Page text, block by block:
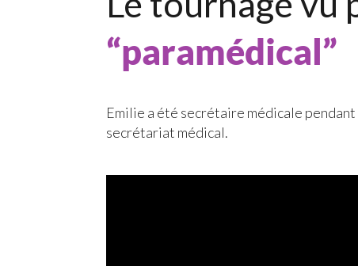
“paramédical”
Emilie a été secrétaire médicale
secrétariat médical.